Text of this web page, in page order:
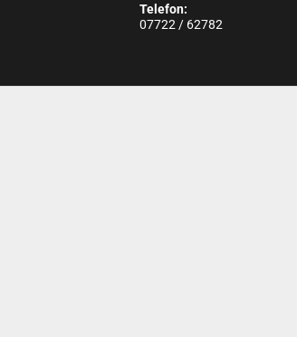
Telefon:
07722 / 62782